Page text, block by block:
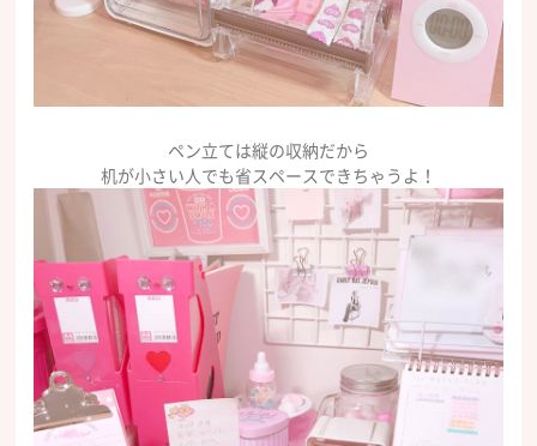
ペン立ては縦の収納だから
机が小さい人でも省スペースできちゃうよ！